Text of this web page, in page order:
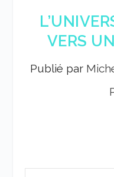
VERS
Publié par